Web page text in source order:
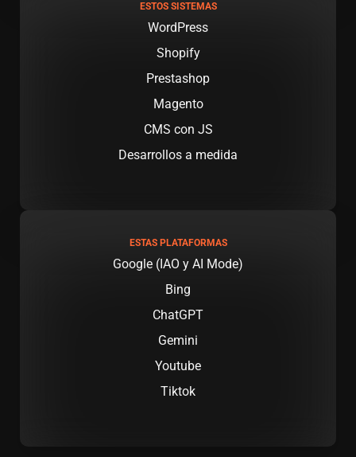
ESTOS SISTEMAS
WordPress
Shopify
Prestashop
Magento
CMS con JS
Desarrollos a medida
ESTAS PLATAFORMAS
Google (IAO y AI Mode)
Bing
ChatGPT
Gemini
Youtube
Tiktok